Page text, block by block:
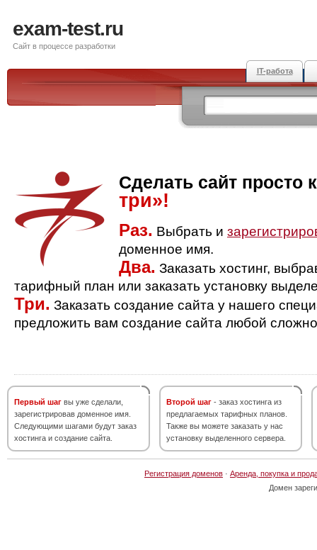
exam-test.ru
Сайт в процессе разработки
IT-работа
Сделать сайт просто
три»!
Раз. Выбрать и
доменное имя.
Два. Заказать хостинг,
тарифный план или заказать установку
Три. Заказать создание сайта у нашего
предложить вам создание сайта любой
Первый шаг вы уже сделали,
зарегистрировав доменное имя.
Следующими шагами будут заказ
хостинга и создание сайта.
Второй шаг - заказ хостинга из
предлагаемых тарифных планов.
Также вы можете заказать у нас
установку выделенного сервера.
Регистрация доменов · Аренда, покупка и
Домен